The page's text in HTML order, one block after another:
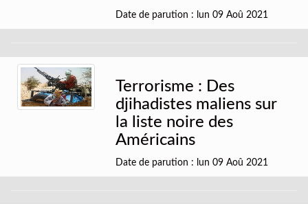
Date de parution : lun 09 Aoû 2021
Terrorisme : Des
djihadistes maliens sur
la liste noire des
Américains
Date de parution : lun 09 Aoû 2021